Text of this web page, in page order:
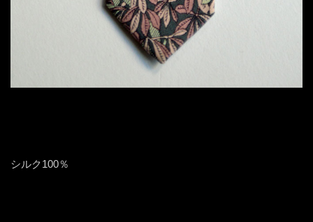
シルク100％